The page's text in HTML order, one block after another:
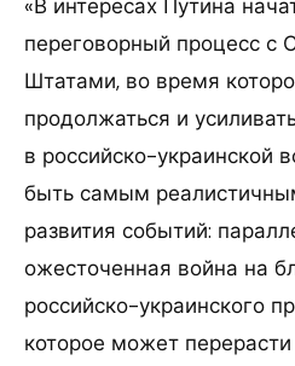
«В интересах Путина
переговорный процесс с
Штатами, во время
продолжаться и
в российско-украинской
быть самым
развития событий:
ожесточенная война на
российско-украинского
которое может